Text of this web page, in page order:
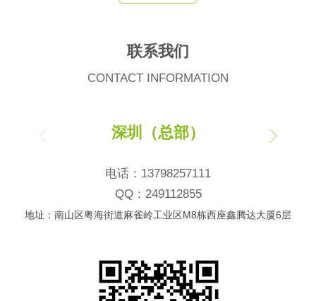
联系我们
CONTACT INFORMATION
深圳（总部）
电话：13798257111
QQ：249112855
地址：南山区粤海街道麻雀岭工业区M8栋西座鑫腾达大厦6层